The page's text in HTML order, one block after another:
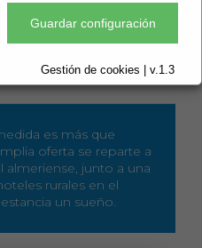
Guardar configuración
Gestión de cookies | v.1.3
están
abiertos
es más que
oferta se reparte a
junto a una
rurales en el
un sueño.